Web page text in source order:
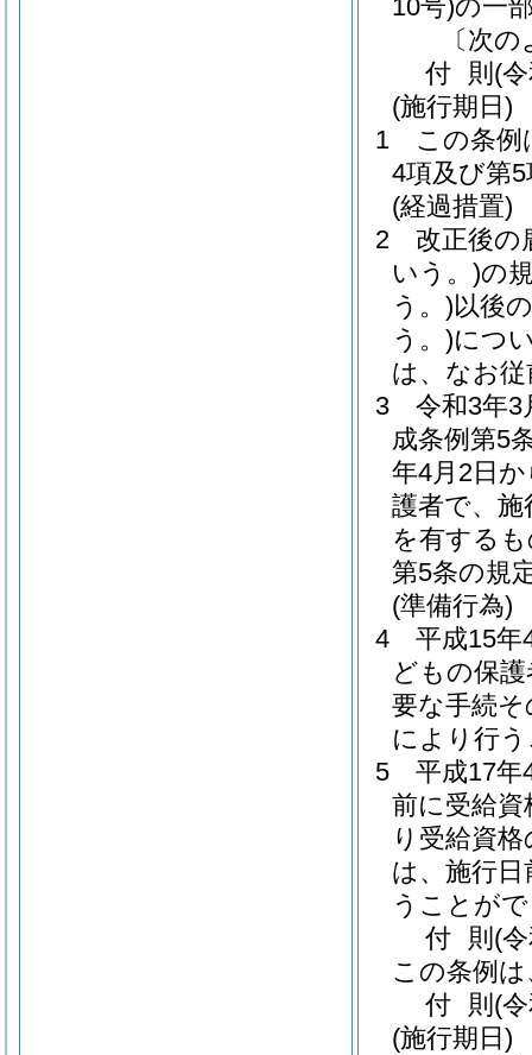
10号)の一
〔次
付 則 (
(施行期日)
1
この条例
4項及び第
(経過措置)
2
改正後の
いう。)の
う。)以後
う。)につ
は、なお
3
令和3年3
成条例第5
年4月2日
護者で、
を有する
第5条の規
(準備行為)
4
平成15年
どもの保
要な手続
により行
5
平成17年
前に受給
り受給資
は、施行
うことが
付 則 (
この条例
付 則 (
(施行期日)